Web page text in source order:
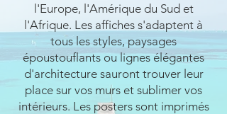
l'Europe, l'Amérique du Sud et
l'Afrique. Les affiches s'adaptent à
tous les styles, paysages
époustouflants ou lignes élégantes
d'architecture sauront trouver leur
place sur vos murs et sublimer vos
intérieurs. Les posters sont imprimés